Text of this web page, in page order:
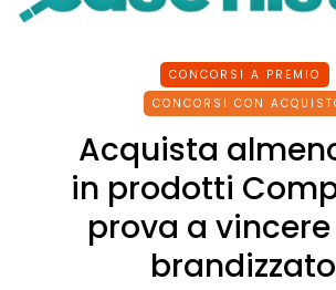
CONCORSI A PREMIO
CONCORSI CON
Acquista
in prodotti
prova a vincere